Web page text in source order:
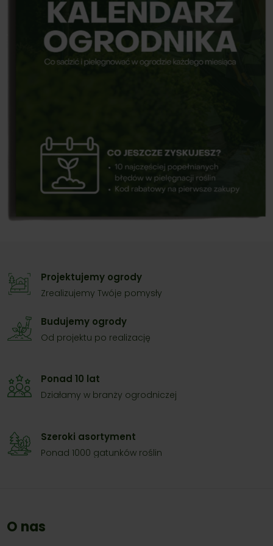
Projektujemy ogrody
Zrealizujemy Twóje pomysły
Budujemy ogrody
Od projektu po realizację
Ponad 10 lat
Działamy w branży ogrodniczej
Szeroki asortyment
Ponad 1000 gatunków roślin
O nas